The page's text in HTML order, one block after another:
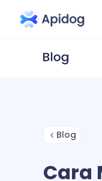
Blog
Cara